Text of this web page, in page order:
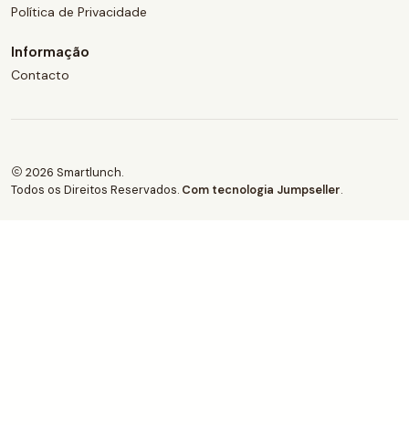
Política de Privacidade
Informação
Contacto
2026 Smartlunch.
Todos os Direitos Reservados. Com tecnologia Jumpseller.